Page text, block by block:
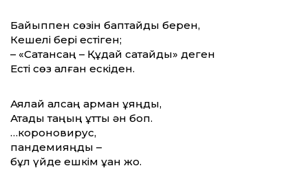
Байыппен сөзін баптайды берен,
Кешелі бері естіген;
– «Сақтансаң – Құдай сақтайды» деген
Есті сөз қалған ескіден.
Аялай алсаң арман ұяңды,
Атады таңың құтты ән боп.
…короновирус,
пандемияңды –
бұл үйде ешкім ұққан жоқ.